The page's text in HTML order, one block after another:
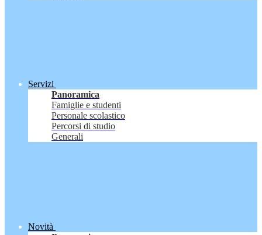
Servizi
Panoramica
Famiglie e studenti
Personale scolastico
Percorsi di studio
Generali
Novità